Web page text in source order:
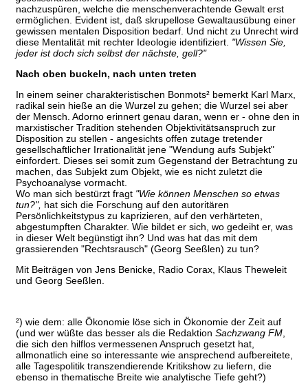
nachzuspüren, welche die menschenverachtende Gewalt erst
ermöglichen. Evident ist, daß skrupellose Gewaltausübung einer
gewissen mentalen Disposition bedarf. Und nicht zu Unrecht wird
diese Mentalität mit rechter Ideologie identifiziert. "Wissen Sie,
jeder ist doch sich selbst der nächste, gell?"
Nach oben buckeln, nach unten treten
In einem seiner charakteristischen Bonmots² bemerkt Karl Marx,
radikal sein hieße an die Wurzel zu gehen; die Wurzel sei aber
der Mensch. Adorno erinnert genau daran, wenn er - ohne den in
marxistischer Tradition stehenden Objektivitätsanspruch zur
Disposition zu stellen - angesichts offen zutage tretender
gesellschaftlicher Irrationalität jene "Wendung aufs Subjekt"
einfordert. Dieses sei somit zum Gegenstand der Betrachtung zu
machen, das Subjekt zum Objekt, wie es nicht zuletzt die
Psychoanalyse vormacht.
Wo man sich bestürzt fragt "Wie können Menschen so etwas
tun?", hat sich die Forschung auf den autoritären
Persönlichkeitstypus zu kaprizieren, auf den verhärteten,
abgestumpften Charakter. Wie bildet er sich, wo gedeiht er, was
in dieser Welt begünstigt ihn? Und was hat das mit dem
grassierenden "Rechtsrausch" (Georg Seeßlen) zu tun?
Mit Beiträgen von Jens Benicke, Radio Corax, Klaus Theweleit
und Georg Seeßlen.
²) wie dem: alle Ökonomie löse sich in Ökonomie der Zeit auf
(und wer wüßte das besser als die Redaktion Sachzwang FM
die sich den hilflos vermessenen Anspruch gesetzt hat,
allmonatlich eine so interessante wie ansprechend aufbereitete,
alle Tagespolitik transzendierende Kritikshow zu liefern, die
ebenso in thematische Breite wie analytische Tiefe geht?)